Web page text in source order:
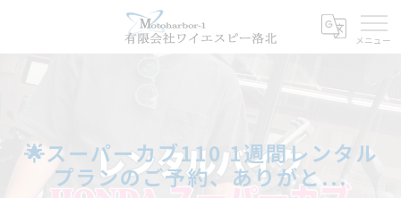
🌟スーパーカブ110 1週間レンタル
プランのご予約、ありがと...